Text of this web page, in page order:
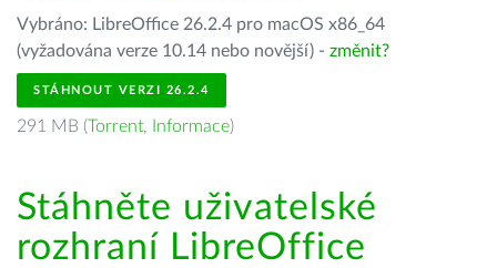
Vybráno: LibreOffice 26.2.4 pro macOS x86_64
(vyžadována verze 10.14 nebo novější) - změnit?
STÁHNOUT VERZI 26.2.4
291 MB (Torrent, Informace)
Stáhněte uživatelské
rozhraní LibreOffice